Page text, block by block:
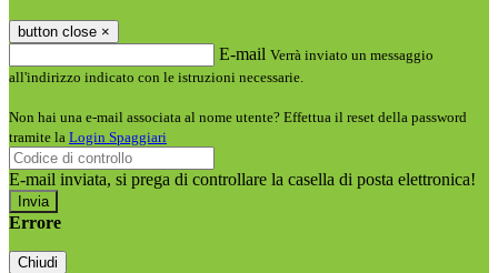
button close ×
E-mail Verrà inviato un messaggio
all'indirizzo indicato con le istruzioni necessarie.
Non hai una e-mail associata al nome utente? Effettua il reset della password
tramite la Login Spaggiari
E-mail inviata, si prega di controllare la casella di posta elettronica!
Errore
Chiudi